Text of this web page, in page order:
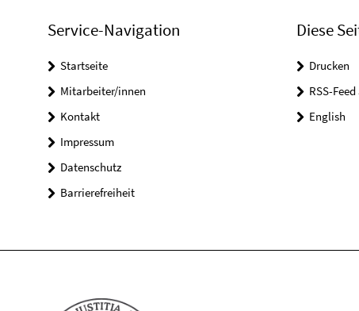
Service-Navigation
Startseite
Mitarbeiter/innen
Kontakt
Impressum
Datenschutz
Barrierefreiheit
Diese
Drucken
RSS-
English